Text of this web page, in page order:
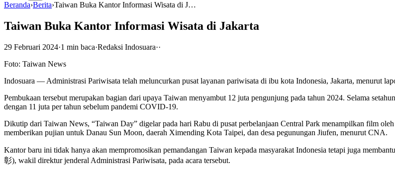
Beranda›Berita›Taiwan Buka Kantor Informasi Wisata di J…
Taiwan Buka Kantor Informasi Wisata di Jakarta
29 Februari 2024·1 min baca·Redaksi Indosuara··
Foto: Taiwan News
Indosuara — Administrasi Pariwisata telah meluncurkan pusat layanan pariwisata di ibu kota Indonesia, Jakarta, menurut
Pembukaan tersebut merupakan bagian dari upaya Taiwan menyambut 12 juta pengunjung pada tahun 2024. Selama
dengan 11 juta per tahun sebelum pandemi COVID-19.
Dikutip dari Taiwan News, “Taiwan Day” digelar pada hari Rabu di pusat perbelanjaan Central Park menampilkan film
memberikan pujian untuk Danau Sun Moon, daerah Ximending Kota Taipei, dan desa pegunungan Jiufen, menurut CNA.
Kantor baru ini tidak hanya akan mempromosikan pemandangan Taiwan kepada masyarakat Indonesia tetapi juga
彰), wakil direktur jenderal Administrasi Pariwisata, pada acara tersebut.